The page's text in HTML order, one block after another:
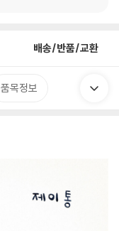
배송/반품/교환
품목정보